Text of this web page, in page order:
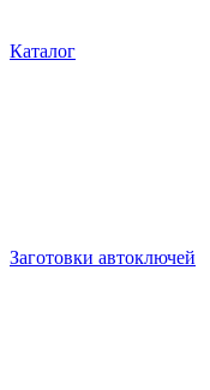
Каталог
Заготовки автоключей